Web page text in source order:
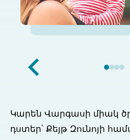
Կարեն Վարգասի միակ
դստեր՝ Քեյթ Զունոյի